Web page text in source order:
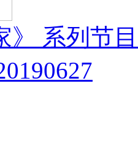
》 系列